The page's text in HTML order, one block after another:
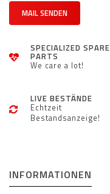
MAIL SENDEN
SPECIALIZED SPARE
PARTS
We care a lot!
LIVE BESTÄNDE
Echtzeit
Bestandsanzeige!
INFORMATIONEN